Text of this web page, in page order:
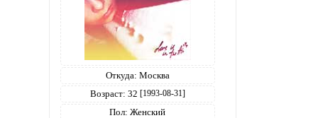
Откуда: Москва
Возраст: 32 [1993-08-31]
Пол: Женский